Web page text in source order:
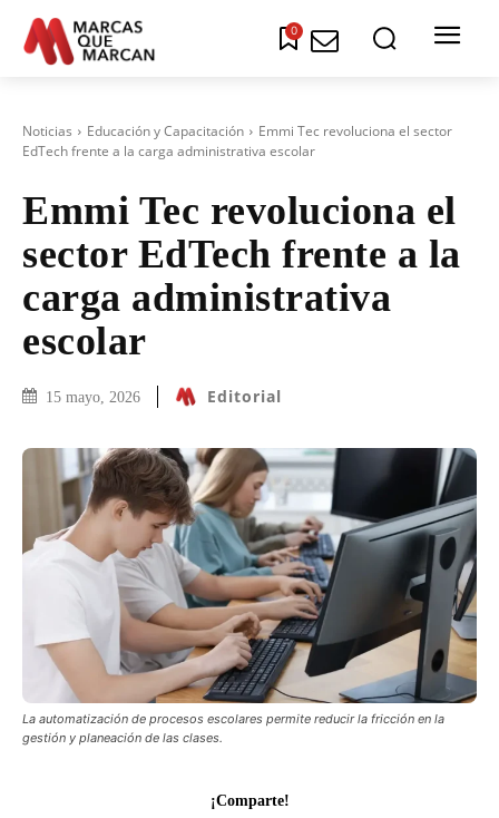
0
Noticias Educación y Capacitación
Emmi Tec revoluciona el sector
EdTech frente a la carga administrativa escolar
Emmi Tec revoluciona el
sector EdTech frente a la
carga administrativa
escolar
15 mayo, 2026 Editorial
La automatización de procesos escolares permite reducir la fricción en la
gestión y planeación de las clases.
¡Comparte!